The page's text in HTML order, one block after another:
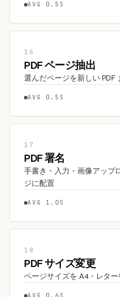
AVG 0.5S
16
PDF ページ抽出
選んだページを新しい PDF
AVG 0.5S
17
PDF 署名
手書き・入力・画像アップ
ジに配置
AVG 1.0S
18
PDF サイズ変更
ページサイズを A4・レタ